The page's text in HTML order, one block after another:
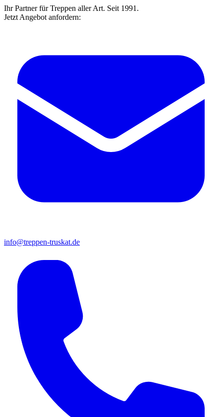
Ihr Partner für Treppen aller Art. Seit 1991.
Jetzt Angebot anfordern:
info@treppen-truskat.de